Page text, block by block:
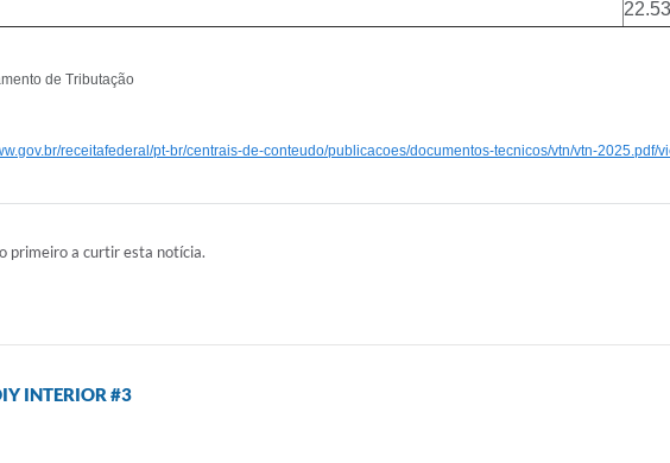
de Tributação
receitafederal/pt-br/centrais-de-conteudo/publicacoes/documentos-tecnicos/vtn/vtn-2025.pdf/
primeiro a curtir esta notícia.
INTERIOR #3